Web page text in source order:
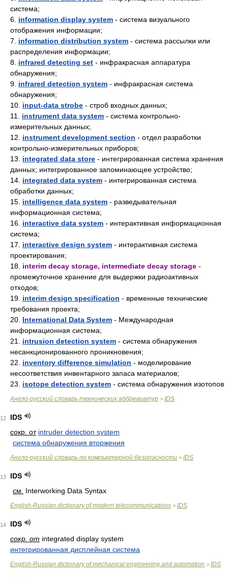
система;
6. information display system - система визуального
отображения информации;
7. information distribution system - система рассылки или
распределения информации;
8. infrared detecting set - инфракрасная аппаратура
обнаружения;
9. infrared detection system - инфракрасная система
обнаружения;
10. input-data strobe - строб входных данных;
11. instrument data system - система контрольно-
измерительных данных;
12. instrument development section - отдел разработки
контрольно-измерительных приборов;
13. integrated data store - интегрированная система хранения
данных; интегрированное запоминающее устройство;
14. integrated data system - интегрированная система
обработки данных;
15. intelligence data system - разведывательная
информационная система;
16. interactive data system - интерактивная информационная
система;
17. interactive design system - интерактивная система
проектирования;
18. interim decay storage, intermediate decay storage -
промежуточное хранение для выдержки радиоактивных
отходов;
19. interim design specification - временные технические
требования проекта;
20. International Data System - Международная
информационная система;
21. intrusion detection system - система обнаружения
несанкционированного проникновения;
22. inventory difference simulation - моделирование
несоответствия инвентарного запаса материалов;
23. isotope detection system - система обнаружения изотопов
Англо-русский словарь технических аббревиатур > IDS
12
IDS
сокр. от intruder detection system
система обнаружения вторжения
Англо-русский словарь по компьютерной безопасности > IDS
13
IDS
см.
Interworking Data Syntax
English-Russian dictionary of modern telecommunications > IDS
14
IDS
сокр. от integrated display system
интегрированная дисплейная система
English-Russian dictionary of mechanical engineering and automation > IDS